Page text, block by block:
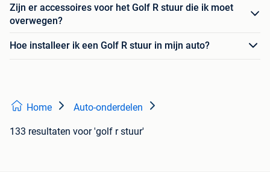
Zijn er accessoires voor het Golf R stuur die ik moet
overwegen?
Hoe installeer ik een Golf R stuur in mijn auto?
Home Auto-onderdelen
133 resultaten voor 'golf r stuur'